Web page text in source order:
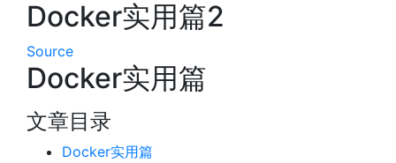
Docker实用篇2
Source
Docker实用篇
文章目录
Docker实用篇